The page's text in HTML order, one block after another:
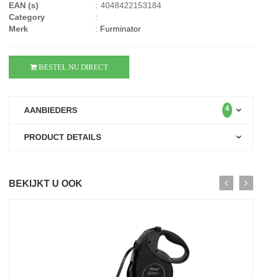
EAN (s)
: 4048422153184
Category
:
Merk
: Furminator
BESTEL NU DIRECT
AANBIEDERS 4
PRODUCT DETAILS
BEKIJKT U OOK